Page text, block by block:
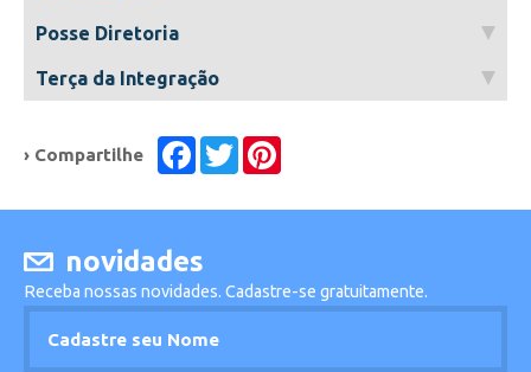
Posse Diretoria
Terça da Integração
› Compartilhe Facebook
Twitter
novidades
Receba nossas novidades. Cadastre-se gratuitamente.